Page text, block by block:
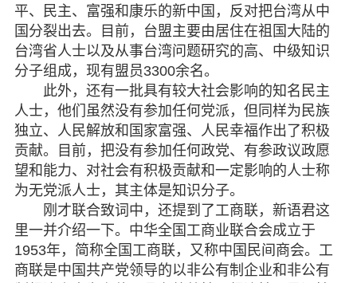
平、民主、富强和康乐的新中国，反对把台湾从中
国分裂出去。目前，台盟主要由居住在祖国大陆的
台湾省人士以及从事台湾问题研究的高、中级知识
分子组成，现有盟员3300余名。
此外，还有一批具有较大社会影响的知名民主
人士，他们虽然没有参加任何党派，但同样为民族
独立、人民解放和国家富强、人民幸福作出了积极
贡献。目前，把没有参加任何政党、有参政议政愿
望和能力、对社会有积极贡献和一定影响的人士称
为无党派人士，其主体是知识分子。
刚才联合致词中，还提到了工商联，新语君这
里一并介绍一下。中华全国工商业联合会成立于
1953年，简称全国工商联，又称中国民间商会。工
商联是中国共产党领导的以非公有制企业和非公有